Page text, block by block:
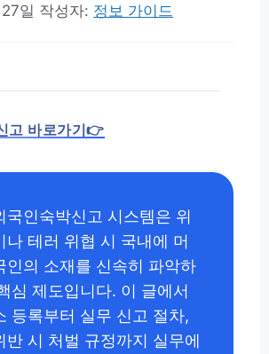
일 작성자: 정보 가이드
고 바로가기👉
국인숙박신고 시스템은 위
나 테러 위협 시 국내에 머
인의 소재를 신속히 파악하
심 제도입니다. 이 글에서
등록부터 실무 신고 절차,
반 시 처벌 규정까지 실무에